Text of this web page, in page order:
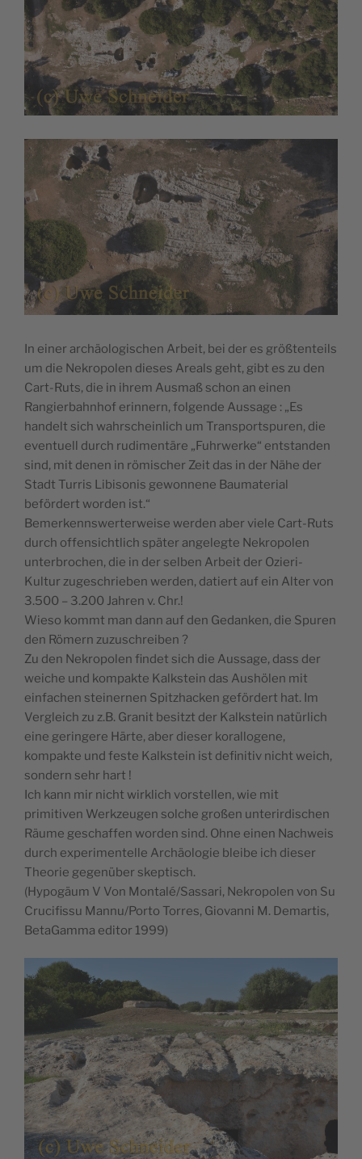
In einer archäologischen Arbeit, bei der es größtenteils
um die Nekropolen dieses Areals geht, gibt es zu den
Cart-Ruts, die in ihrem Ausmaß schon an einen
Rangierbahnhof erinnern, folgende Aussage : „Es
handelt sich wahrscheinlich um Transportspuren, die
eventuell durch rudimentäre „Fuhrwerke“ entstanden
sind, mit denen in römischer Zeit das in der Nähe der
Stadt Turris Libisonis gewonnene Baumaterial
befördert worden ist.“
Bemerkennswerterweise werden aber viele Cart-Ruts
durch offensichtlich später angelegte Nekropolen
unterbrochen, die in der selben Arbeit der Ozieri-
Kultur zugeschrieben werden, datiert auf ein Alter von
3.500 – 3.200 Jahren v. Chr.!
Wieso kommt man dann auf den Gedanken, die Spuren
den Römern zuzuschreiben ?
Zu den Nekropolen findet sich die Aussage, dass der
weiche und kompakte Kalkstein das Aushölen mit
einfachen steinernen Spitzhacken gefördert hat. Im
Vergleich zu z.B. Granit besitzt der Kalkstein natürlich
eine geringere Härte, aber dieser korallogene,
kompakte und feste Kalkstein ist definitiv nicht weich,
sondern sehr hart !
Ich kann mir nicht wirklich vorstellen, wie mit
primitiven Werkzeugen solche großen unterirdischen
Räume geschaffen worden sind. Ohne einen Nachweis
durch experimentelle Archäologie bleibe ich dieser
Theorie gegenüber skeptisch.
(Hypogäum V Von Montalé/Sassari, Nekropolen von Su
Crucifissu Mannu/Porto Torres, Giovanni M. Demartis,
BetaGamma editor 1999)